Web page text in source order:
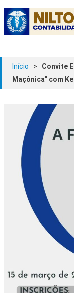
Início >
Convite
Maçônica" com